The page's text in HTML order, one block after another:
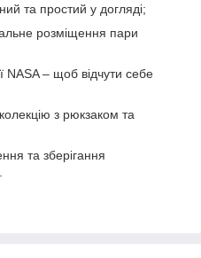
та простий у догляді;
розміщення пари
NASA – щоб відчути себе
з рюкзаком та
та зберігання